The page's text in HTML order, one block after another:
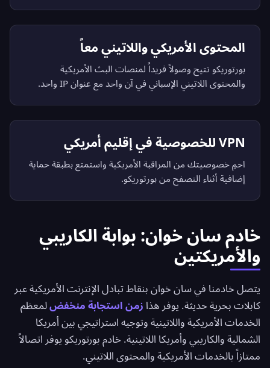
المحتوى الأمريكي واللاتيني معاً
بورتوريكو تتيح وصولاً فريداً لمنصات البث الأمريكية
والمحتوى اللاتيني الإسباني في آن واحد مع عنوان IP واحد.
VPN للخصوصية في إقليم أمريكي
احمِ خصوصيتك من المراقبة الأمريكية واستمتع بطبقة حماية
إضافية أثناء التصفح من بورتوريكو.
خادم سان خوان: بوابة الكاريبي
والأمريكتين
يتصل خادمنا في سان خوان بنقاط تبادل الإنترنت الأمريكية عبر
كابلات بحرية حديثة. يوفر هذا زمن استجابة منخفضلمعظم
الخدمات الأمريكية واللاتينية وتوجيه استراتيجي بين أمريكا
الشمالية والكاريبي وأمريكا اللاتينية. خادم بورتوريكو يوفر اتصالاً
ممتازاً بالخدمات الأمريكية والمحتوى اللاتيني.